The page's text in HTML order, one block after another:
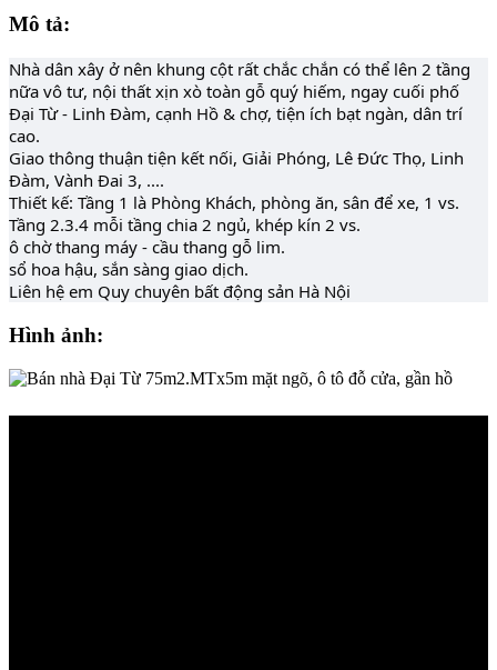
Mô tả:
Nhà dân xây ở nên khung cột rất chắc chắn có thể lên 2 tầng
nữa vô tư, nội thất xịn xò toàn gỗ quý hiếm, ngay cuối phố
Đại Từ - Linh Đàm, cạnh Hồ & chợ, tiện ích bạt ngàn, dân trí
cao.
Giao thông thuận tiện kết nối, Giải Phóng, Lê Đức Thọ, Linh
Đàm, Vành Đai 3, ....
Thiết kế: Tầng 1 là Phòng Khách, phòng ăn, sân để xe, 1 vs.
Tầng 2.3.4 mỗi tầng chia 2 ngủ, khép kín 2 vs.
ô chờ thang máy - cầu thang gỗ lim.
sổ hoa hậu, sắn sàng giao dịch.
Liên hệ em Quy chuyên bất động sản Hà Nội
Hình ảnh: